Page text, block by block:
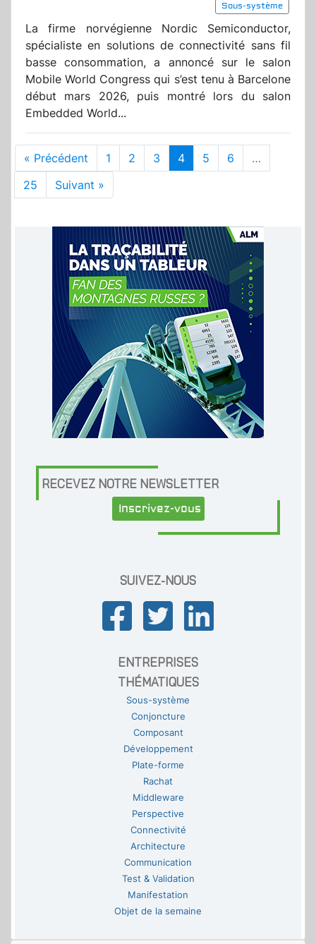
Sous-système
La firme norvégienne Nordic Semiconductor,
spécialiste en solutions de connectivité sans fil
basse consommation, a annoncé sur le salon
Mobile World Congress qui s’est tenu à Barcelone
début mars 2026, puis montré lors du salon
Embedded World...
« Précédent 1 2 3 4 5 6
…
25
Suivant »
RECEVEZ NOTRE NEWSLETTER
Inscrivez-vous
SUIVEZ-NOUS
ENTREPRISES
THÉMATIQUES
Sous-système
Conjoncture
Composant
Développement
Plate-forme
Rachat
Middleware
Perspective
Connectivité
Architecture
Communication
Test & Validation
Manifestation
Objet de la semaine